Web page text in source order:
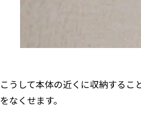
こうして本体の近くに収納するこ
をなくせます。